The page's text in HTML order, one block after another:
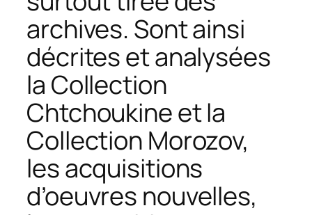
archives. Sont ainsi
décrites et analysées
la Collection
Chtchoukine et la
Collection Morozov,
les acquisitions
d’oeuvres nouvelles,